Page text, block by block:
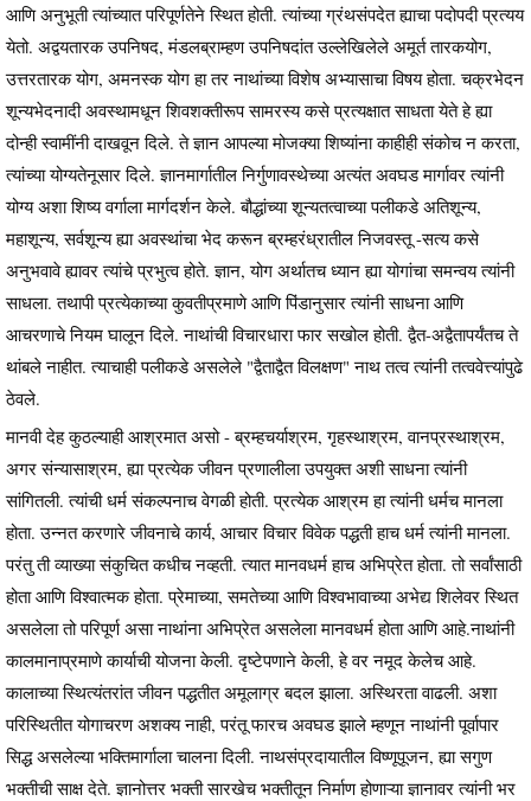
आणि अनुभूती त्यांच्यात परिपूर्णतेने स्थित होती. त्यांच्या ग्रंथसंपदेत ह्याचा पदोपदी प्रत्यय
येतो. अद्वयतारक उपनिषद, मंडलब्राम्हण उपनिषदांत उल्लेखिलेले अमूर्त तारकयोग,
उत्तरतारक योग, अमनस्क योग हा तर नाथांच्या विशेष अभ्यासाचा विषय होता. चक्रभेदन
शून्यभेदनादी अवस्थामधून शिवशक्तीरूप सामरस्य कसे प्रत्यक्षात साधता येते हे ह्या
दोन्ही स्वामींनी दाखवून दिले. ते ज्ञान आपल्या मोजक्या शिष्यांना काहीही संकोच न करता,
त्यांच्या योग्यतेनूसार दिले. ज्ञानमार्गातील निर्गुणावस्थेच्या अत्यंत अवघड मार्गावर त्यांनी
योग्य अशा शिष्य वर्गाला मार्गदर्शन केले. बौद्धांच्या शून्यतत्वाच्या पलीकडे अतिशून्य,
महाशून्य, सर्वशून्य ह्या अवस्थांचा भेद करून ब्रम्हरंध्रातील निजवस्तू -सत्य कसे
अनुभवावे ह्यावर त्यांचे प्रभुत्व होते. ज्ञान, योग अर्थातच ध्यान ह्या योगांचा समन्वय त्यांनी
साधला. तथापी प्रत्येकाच्या कुवतीप्रमाणे आणि पिंडानुसार त्यांनी साधना आणि
आचरणाचे नियम घालून दिले. नाथांची विचारधारा फार सखोल होती. द्वैत-अद्वैतापर्यंतच ते
थांबले नाहीत. त्याचाही पलीकडे असलेले "द्वैताद्वैत विलक्षण" नाथ तत्व त्यांनी तत्ववेत्त्यांपुढे
ठेवले.
मानवी देह कुठल्याही आश्रमात असो - ब्रम्हचर्याश्रम, गृहस्थाश्रम, वानप्रस्थाश्रम,
अगर संन्यासाश्रम, ह्या प्रत्येक जीवन प्रणालीला उपयुक्त अशी साधना त्यांनी
सांगितली. त्यांची धर्म संकल्पनाच वेगळी होती. प्रत्येक आश्रम हा त्यांनी धर्मच मानला
होता. उन्नत करणारे जीवनाचे कार्य, आचार विचार विवेक पद्धती हाच धर्म त्यांनी मानला.
परंतु ती व्याख्या संकुचित कधीच नव्हती. त्यात मानवधर्म हाच अभिप्रेत होता. तो सर्वांसाठी
होता आणि विश्वात्मक होता. प्रेमाच्या, समतेच्या आणि विश्वभावाच्या अभेद्य शिलेवर स्थित
असलेला तो परिपूर्ण असा नाथांना अभिप्रेत असलेला मानवधर्म होता आणि आहे.नाथांनी
कालमानाप्रमाणे कार्याची योजना केली. दृष्टेपणाने केली, हे वर नमूद केलेच आहे.
कालाच्या स्थित्यंतरांत जीवन पद्धतीत अमूलाग्र बदल झाला. अस्थिरता वाढली. अशा
परिस्थितीत योगाचरण अशक्य नाही, परंतू फारच अवघड झाले म्हणून नाथांनी पूर्वापार
सिद्ध असलेल्या भक्तिमार्गाला चालना दिली. नाथसंप्रदायातील विष्णूपूजन, ह्या सगुण
भक्तीची साक्ष देते. ज्ञानोत्तर भक्ती सारखेच भक्तीतून निर्माण होणाऱ्या ज्ञानावर त्यांनी भर